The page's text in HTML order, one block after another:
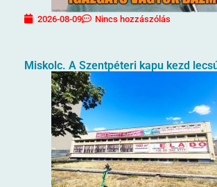
2026-08-09 Nincs hozzászólás
Miskolc. A Szentpéteri kapu kezd